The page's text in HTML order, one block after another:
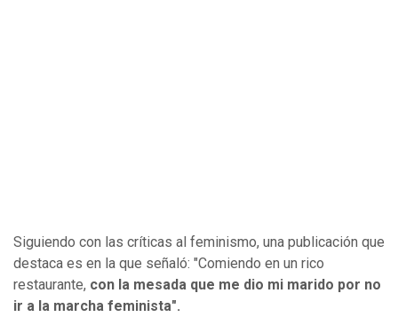
Siguiendo con las críticas al feminismo, una publicación que
destaca es en la que señaló: "Comiendo en un rico
restaurante, con la mesada que me dio mi marido por no
ir a la marcha feminista".